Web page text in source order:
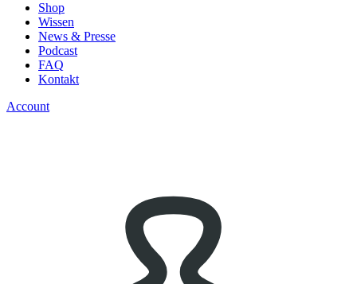
Shop
Wissen
News & Presse
Podcast
FAQ
Kontakt
Account